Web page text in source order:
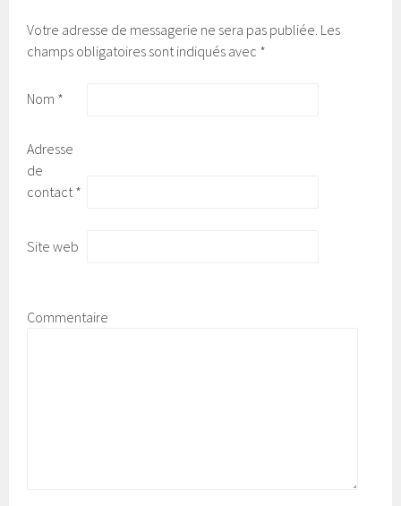
Votre adresse de messagerie ne sera pas publiée. Les
champs obligatoires sont indiqués avec *
Nom *
Adresse
de
contact *
Site web
Commentaire